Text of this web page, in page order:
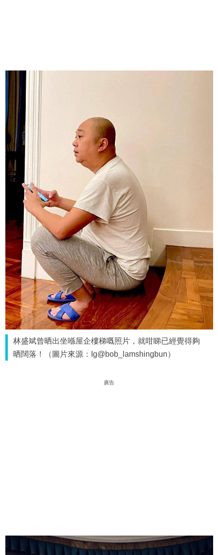
林盛斌曾晒出坐喺屋企樓梯嘅照片，就咁睇已經覺得夠
晒闊落！（圖片來源：Ig@bob_lamshingbun）
廣告